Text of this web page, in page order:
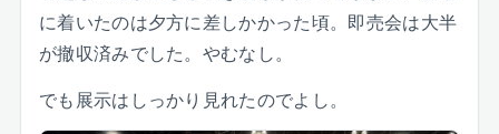
に着いたのは夕方に差しかかった頃。即売会は大半
が撤収済みでした。やむなし。
でも展示はしっかり見れたのでよし。